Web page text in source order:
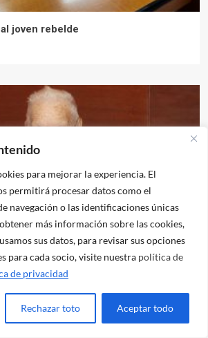
para mejorar la experiencia. El
permitirá procesar datos como el
navegación o las identificaciones únicas
más información sobre las cookies,
sus datos, para revisar sus opciones
para cada socio, visite nuestra política de
de privacidad
Rechazar toto Aceptar todo
joven rebelde
padre de los «Chicago Boys»